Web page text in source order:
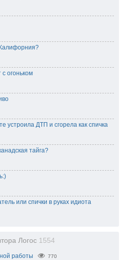
огоньком
устроила ДТП и сгорела как спичка
тайга?
или спички в руках идиота
Логос 1554
работы 770